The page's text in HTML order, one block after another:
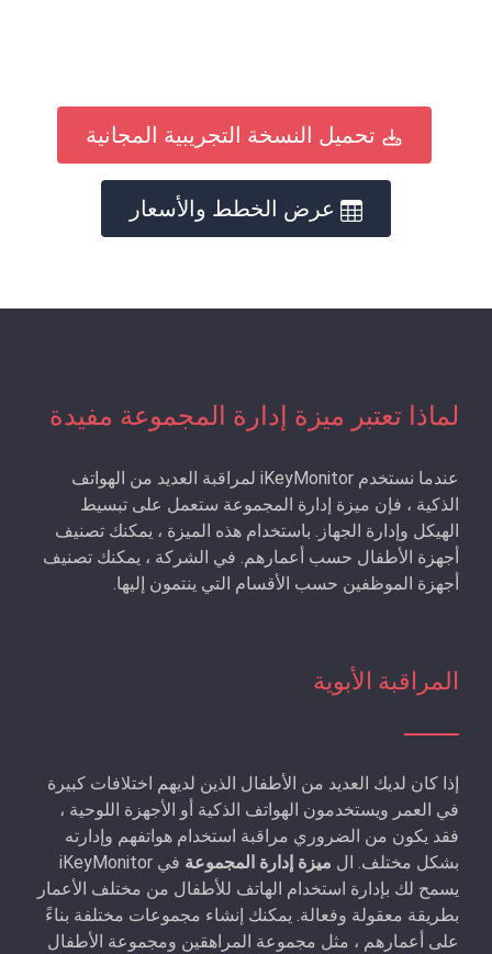
تحميل النسخة التجريبية المجانية
عرض الخطط والأسعار
لماذا تعتبر ميزة إدارة المجموعة مفيدة
عندما نستخدم iKeyMonitor لمراقبة العديد من الهواتف
الذكية ، فإن ميزة إدارة المجموعة ستعمل على تبسيط
الهيكل وإدارة الجهاز. باستخدام هذه الميزة ، يمكنك تصنيف
أجهزة الأطفال حسب أعمارهم. في الشركة ، يمكنك تصنيف
أجهزة الموظفين حسب الأقسام التي ينتمون إليها.
المراقبة الأبوية
إذا كان لديك العديد من الأطفال الذين لديهم اختلافات كبيرة
في العمر ويستخدمون الهواتف الذكية أو الأجهزة اللوحية ،
فقد يكون من الضروري مراقبة استخدام هواتفهم وإدارته
بشكل مختلف. ال ميزة إدارة المجموعة
في iKeyMonitor
يسمح لك بإدارة استخدام الهاتف للأطفال من مختلف الأعمار
بطريقة معقولة وفعالة. يمكنك إنشاء مجموعات مختلفة بناءً
على أعمارهم ، مثل مجموعة المراهقين ومجموعة الأطفال